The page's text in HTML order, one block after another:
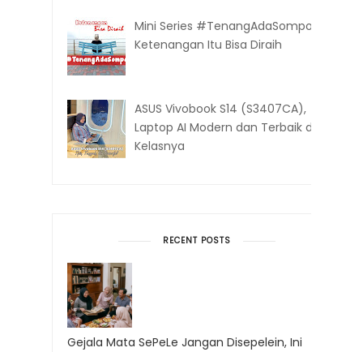
Mini Series #TenangAdaSompo:
Ketenangan Itu Bisa Diraih
ASUS Vivobook S14 (S3407CA),
Laptop AI Modern dan Terbaik di
Kelasnya
RECENT POSTS
Gejala Mata SePeLe Jangan Disepelein, Ini